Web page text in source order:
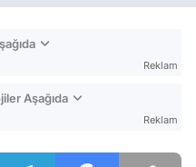
Reklam
Aşağıda
Reklam